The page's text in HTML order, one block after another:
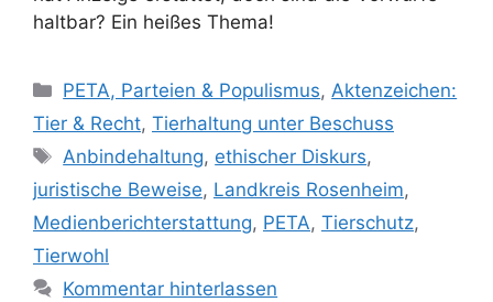
haltbar? Ein heißes Thema!
K
e
g
o
r
i
PETA, Parteien & Populismus, Aktenzeichen:
Tier & Recht, Tierhaltung unter Beschuss
S
c
l
a
g
Anbindehaltung, ethischer Diskurs,
juristische Beweise, Landkreis Rosenheim,
Medienberichterstattung, PETA, Tierschutz,
Tierwohl
Kommentar hinterlassen